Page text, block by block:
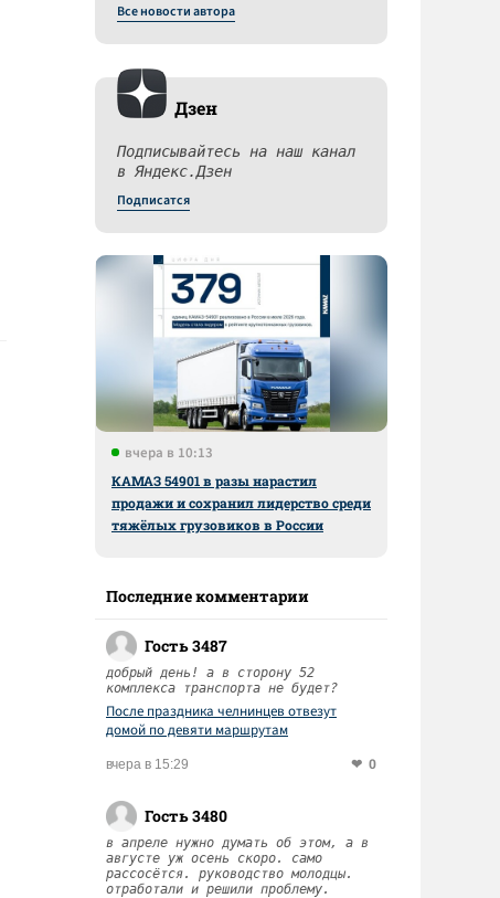
Все новости автора
Дзен
Подписывайтесь на наш канал
в Яндекс.Дзен
Подписатся
вчера в 10:13
КАМАЗ 54901 в разы нарастил
продажи и сохранил лидерство среди
тяжёлых грузовиков в России
Последние комментарии
Гость 3487
добрый день! а в сторону 52
комплекса транспорта не будет?
После праздника челнинцев отвезут
домой по девяти маршрутам
вчера в 15:29 0
Гость 3480
в апреле нужно думать об этом, а в
августе уж осень скоро. само
рассосётся. руководство молодцы.
отработали и решили проблему.